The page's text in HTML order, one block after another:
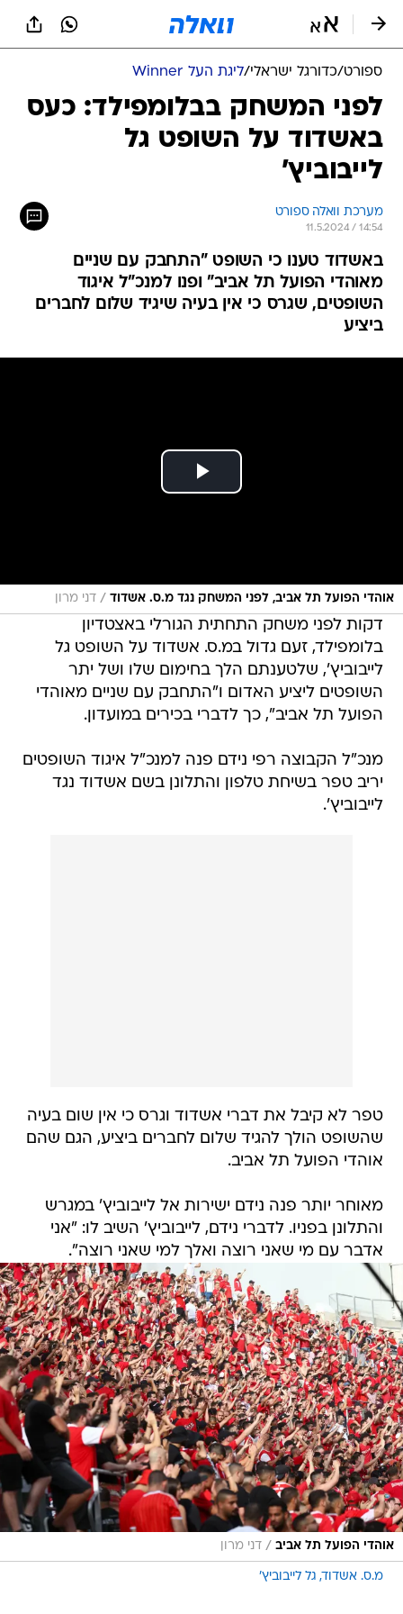
ספורט/כדורגל ישראלי/ליגת העל Winner
לפני המשחק בבלומפילד: כעס
באשדוד על השופט גל
לייבוביץ'
מערכת וואלה ספורט
11.5.2024 / 14:54
באשדוד טענו כי השופט "התחבק עם שניים
מאוהדי הפועל תל אביב" ופנו למנכ"ל איגוד
השופטים, שגרס כי אין בעיה שיגיד שלום לחברים
ביציע
אוהדי הפועל תל אביב, לפני המשחק נגד מ.ס. אשדוד / דני מרון
דקות לפני משחק התחתית הגורלי באצטדיון
בלומפילד, זעם גדול במ.ס. אשדוד על השופט גל
לייבוביץ', שלטענתם הלך בחימום שלו ושל יתר
השופטים ליציע האדום ו"התחבק עם שניים מאוהדי
הפועל תל אביב", כך לדברי בכירים במועדון.
מנכ"ל הקבוצה רפי נידם פנה למנכ"ל איגוד השופטים
יריב טפר בשיחת טלפון והתלונן בשם אשדוד נגד
לייבוביץ'.
טפר לא קיבל את דברי אשדוד וגרס כי אין שום בעיה
שהשופט הולך להגיד שלום לחברים ביציע, הגם שהם
אוהדי הפועל תל אביב.
מאוחר יותר פנה נידם ישירות אל לייבוביץ' במגרש
והתלונן בפניו. לדברי נידם, לייבוביץ' השיב לו: "אני
אדבר עם מי שאני רוצה ואלך למי שאני רוצה".
אוהדי הפועל תל אביב / דני מרון
מ.ס. אשדוד גל לייבוביץ'